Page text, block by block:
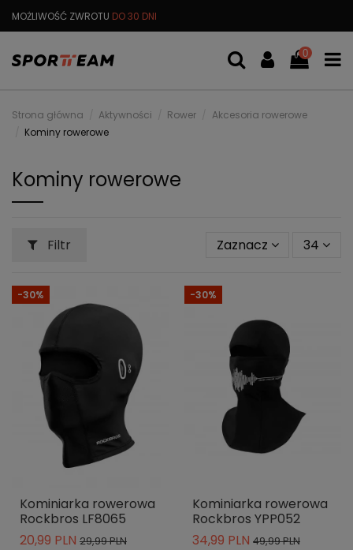
DARMOWAWYMIANA TOWARU
0
Strona główna Aktywności Rower
Akcesoria rowerowe
Kominy rowerowe
Kominy rowerowe
Filtr Zaznacz 34
-30%
Kominiarka rowerowa
Rockbros LF8065
20,99 PLN 29,99 PLN
-30%
Kominiarka rowerowa
Rockbros YPP052
34,99 PLN 49,99 PLN